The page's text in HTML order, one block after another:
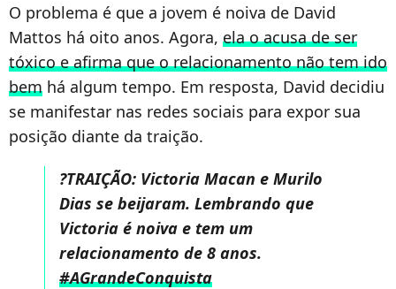
O problema é que a jovem é noiva de David
Mattos há oito anos. Agora, ela o acusa de ser
tóxico e afirma que o relacionamento não tem ido
bem há algum tempo. Em resposta, David decidiu
se manifestar nas redes sociais para expor sua
posição diante da traição.
?TRAIÇÃO: Victoria Macan e Murilo
Dias se beijaram. Lembrando que
Victoria é noiva e tem um
relacionamento de 8 anos.
#AGrandeConquista